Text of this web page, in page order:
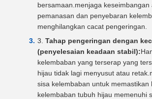
bersamaan.menjaga keseimbangan
pemanasan dan penyebaran
menghilangkan cacat pengeringan.
Tahap pengeringan dengan
(penyelesaian keadaan stabil):
kelembaban yang terserap yang
hijau tidak lagi menyusut atau
sisa kelembaban untuk memastikan
kelembaban tubuh hijau memenuhi